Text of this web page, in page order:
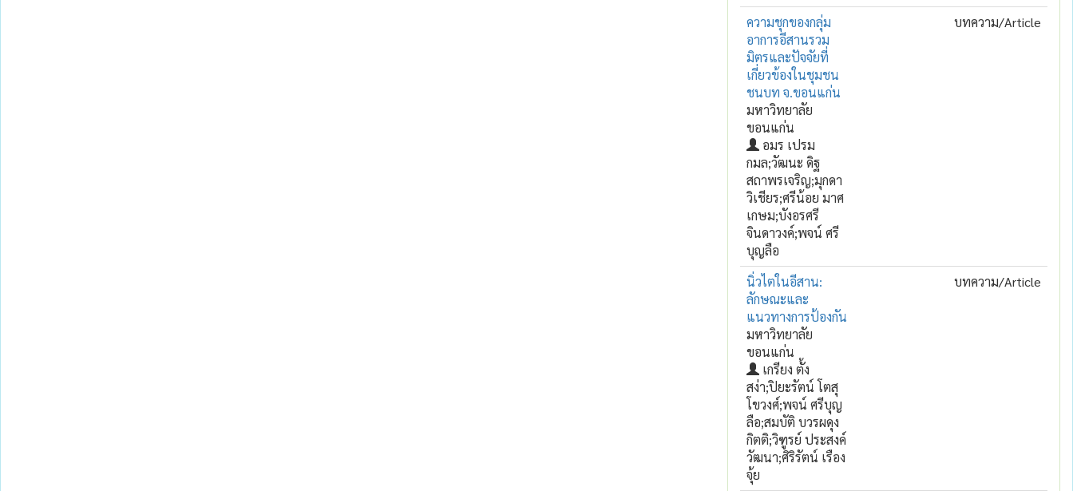
ความชุกของกลุ่ม
อาการอีสานรวม
มิตรและปัจจัยที่
เกี่ยวข้องในชุมชน
ชนบท จ.ขอนแก่น
มหาวิทยาลัย
ขอนแก่น
อมร เปรม
กมล;วัฒนะ ดิฐ
สถาพรเจริญ;มุกดา
วิเชียร;ศรีน้อย มาศ
เกษม;บังอรศรี
จินดาวงค์;พจน์ ศรี
บุญลือ
บทความ/Article
นิ่วไตในอีสาน:
ลักษณะและ
แนวทางการป้องกัน
มหาวิทยาลัย
ขอนแก่น
เกรียง ตั้ง
สง่า;ปิยะรัตน์ โตสุ
โขวงศ์;พจน์ ศรีบุญ
ลือ;สมบัติ บวรผดุง
กิตติ;วิฑูรย์ ประสงค์
วัฒนา;ศิริรัตน์ เรือง
จุ้ย
บทความ/Article